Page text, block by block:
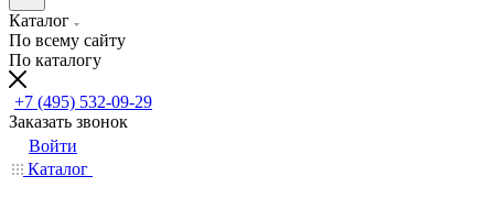
Каталог
По всему сайту
По каталогу
+7 (495) 532-09-29
Заказать звонок
Войти
Каталог